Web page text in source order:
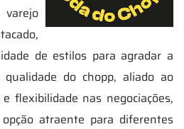
de estilos para agradar a
do chopp, aliado ao
flexibilidade nas negociações,
atraente para diferentes